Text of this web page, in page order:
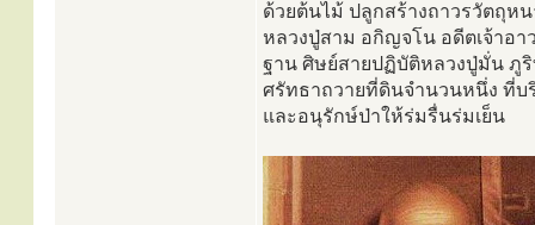
ด้วยต้นไม้ ปลูกสร้างถาวรวัตถุห
หลวงปู่สาม อกิญจโน อดีตเจ้าอ
ฐาน ศิษย์สายปฏิบัติหลวงปู่มั่น ภู
ศรัทธาถวายที่ดินจำนวนหนึ่ง ที่บ
และอนุรักษ์ป่าให้ร่มรื่นร่มเย็น